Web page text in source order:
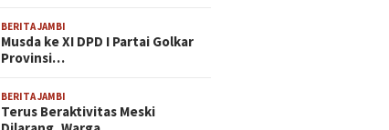
BERITA JAMBI
Musda ke XI DPD I Partai Golkar
Provinsi…
BERITA JAMBI
Terus Beraktivitas Meski